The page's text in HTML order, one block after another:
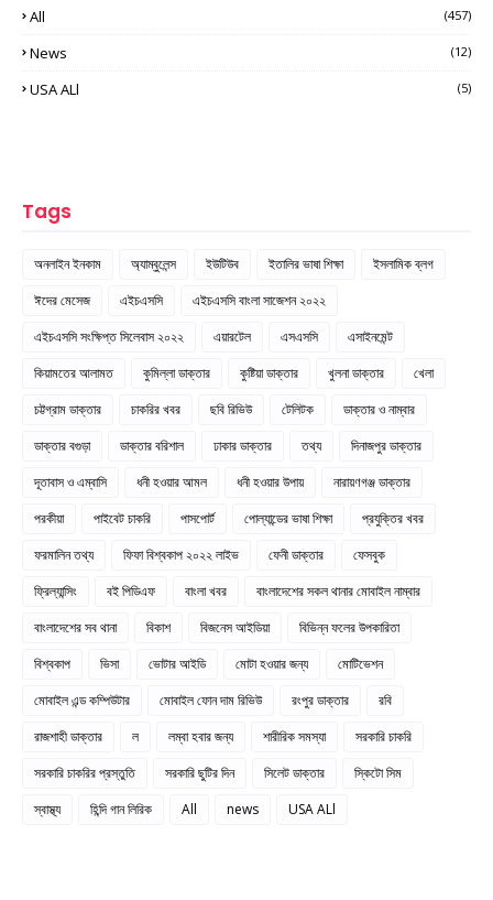
All (457)
News (12)
USA ALl (5)
Tags
অনলাইন ইনকাম অ্যাম্বুলেন্স ইউটিউব ইতালির ভাষা শিক্ষা
ইসলামিক ব্লগ
ঈদের মেসেজ
এইচএসসি
এইচএসসি বাংলা সাজেশন ২০২২
এইচএসসি সংক্ষিপ্ত সিলেবাস ২০২২
এয়ারটেল এসএসসি
এসাইনমেন্ট
কিয়ামতের আলামত
কুমিল্লা ডাক্তার কুষ্টিয়া ডাক্তার খুলনা ডাক্তার
খেলা
চট্টগ্রাম ডাক্তার
চাকরির খবর ছবি রিভিউ টেলিটক
ডাক্তার ও নাম্বার
ডাক্তার বগুড়া
ডাক্তার বরিশাল ঢাকার ডাক্তার তথ্য
দিনাজপুর ডাক্তার
দূতাবাস ও এম্বাসি
ধনী হওয়ার আমল ধনী হওয়ার উপায়
নারায়ণগঞ্জ ডাক্তার
পরকীয়া
পাইবেট চাকরি পাসপোর্ট পোল্যান্ডের ভাষা শিক্ষা
প্রযুক্তির খবর
ফরমালিন তথ্য
ফিফা বিশ্বকাপ ২০২২ লাইভ ফেনী ডাক্তার
ফেসবুক
ফ্রিল্যান্সিং
বই পিডিএফ বাংলা খবর
বাংলাদেশের সকল থানার মোবাইল নাম্বার
বাংলাদেশের সব থানা
বিকাশ বিজনেস আইডিয়া
বিভিন্ন ফলের উপকারিতা
বিশ্বকাপ
ভিসা ভোটার আইডি মোটা হওয়ার জন্য
মোটিভেশন
মোবাইল এন্ড কম্পিউটার
মোবাইল ফোন দাম রিভিউ রংপুর ডাক্তার
রবি
রাজশাহী ডাক্তার
ল লম্বা হবার জন্য শারীরিক সমস্যা
সরকারি চাকরি
সরকারি চাকরির প্রস্তুতি
সরকারি ছুটির দিন সিলেট ডাক্তার
স্কিটো সিম
স্বাস্থ্য
হিন্দি গান লিরিক All news USA ALl